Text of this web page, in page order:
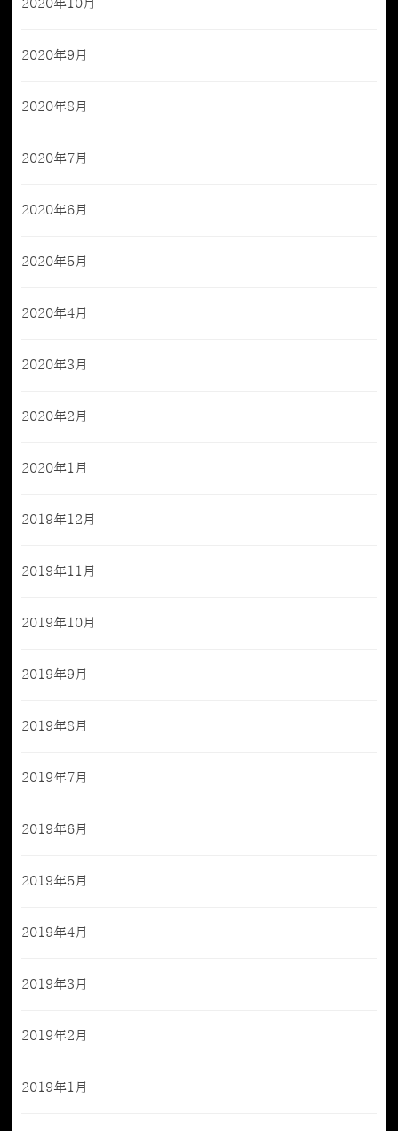
2020年10月
2020年9月
2020年8月
2020年7月
2020年6月
2020年5月
2020年4月
2020年3月
2020年2月
2020年1月
2019年12月
2019年11月
2019年10月
2019年9月
2019年8月
2019年7月
2019年6月
2019年5月
2019年4月
2019年3月
2019年2月
2019年1月